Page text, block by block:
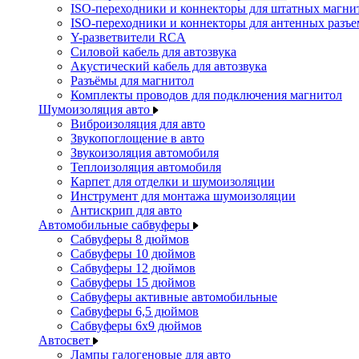
ISO-переходники и коннекторы для штатных
ISO-переходники и коннекторы для антенных
Y-разветвители RCA
Силовой кабель для автозвука
Акустический кабель для автозвука
Разъёмы для магнитол
Комплекты проводов для подключения магнитол
Шумоизоляция авто
Виброизоляция для авто
Звукопоглощение в авто
Звукоизоляция автомобиля
Теплоизоляция автомобиля
Карпет для отделки и шумоизоляции
Инструмент для монтажа шумоизоляции
Антискрип для авто
Автомобильные сабвуферы
Сабвуферы 8 дюймов
Сабвуферы 10 дюймов
Сабвуферы 12 дюймов
Сабвуферы 15 дюймов
Сабвуферы активные автомобильные
Сабвуферы 6,5 дюймов
Сабвуферы 6x9 дюймов
Автосвет
Лампы галогеновые для авто